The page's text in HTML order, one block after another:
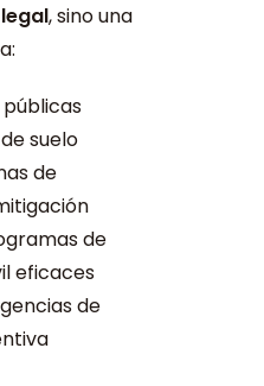
, sino una
suelo
de
de
eficaces
de